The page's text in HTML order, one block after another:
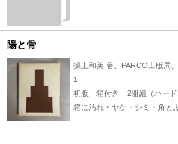
陽と骨
操上和美 著、PARCO出版局
1
初版 箱付き 2冊組（ハード
箱に汚れ・ヤケ・シミ・角と
す。ハードカバー：表紙に
ミ・ヤケ。ペーパーバック